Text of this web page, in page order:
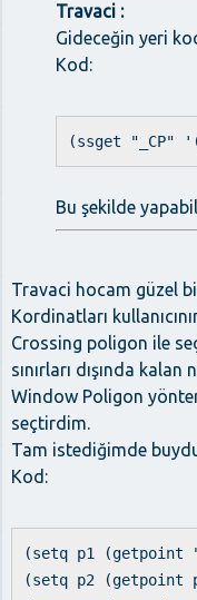
Travaci :
Gideceğin yeri
Kod:
(ssget
Bu şekilde
Travaci hocam güzel
Kordinatları
Crossing poligon ile
sınırları dışında
Window Poligon
seçtirdim.
Tam istediğimde
Kod:
(setq p1 (getpoint
(setq p2 (getpoint